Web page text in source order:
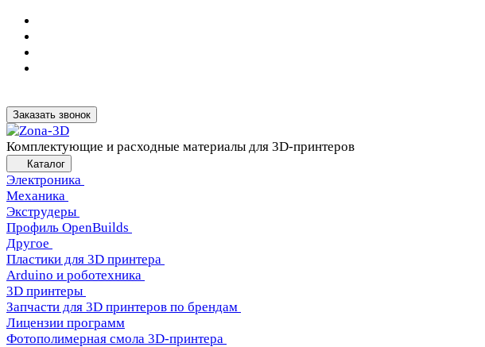
Заказать звонок
Комплектующие и расходные материалы для 3D-принтеров
Каталог
Электроника
Механика
Экструдеры
Профиль OpenBuilds
Другое
Пластики для 3D принтера
Arduino и роботехника
3D принтеры
Запчасти для 3D принтеров по брендам
Лицензии программ
Фотополимерная смола 3D-принтера